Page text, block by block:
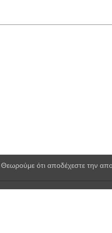
Θεωρούμε ότι αποδέχεστε την